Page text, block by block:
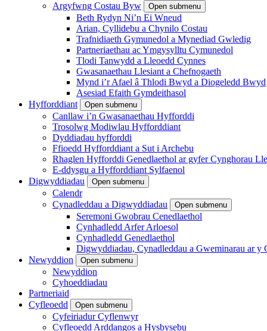
Argyfwng Costau Byw
Open submenu
Beth Rydyn Ni’n Ei Wneud
Arian, Cyllidebu a Chynilo Costau
Trafnidiaeth Gymunedol a Mynediad Gwledig
Partneriaethau ac Ymgysylltu Cymunedol
Tlodi Tanwydd a Lleoedd Cynnes
Gwasanaethau Llesiant a Chefnogaeth
Mynd i’r Afael â Thlodi Bwyd a Diogeledd Bwyd
Asesiad Efaith Gymdeithasol
Hyfforddiant
Open submenu
Canllaw i’n Gwasanaethau Hyfforddi
Trosolwg Modiwlau Hyfforddiant
Dyddiadau hyfforddi
Ffioedd Hyfforddiant a Sut i Archebu
Rhaglen Hyfforddi Genedlaethol ar gyfer Cynghorau
E-ddysgu a Hyfforddiant Sylfaenol
Digwyddiadau
Open submenu
Calendr
Cynadleddau a Digwyddiadau
Open submenu
Seremoni Gwobrau Cenedlaethol
Cynhadledd Arfer Arloesol
Cynhadledd Genedlaethol
Digwyddiadau, Cynadleddau a Gweminarau ar y
Newyddion
Open submenu
Newyddion
Cyhoeddiadau
Partneriaid
Cyfleoedd
Open submenu
Cyfeiriadur Cyflenwyr
Cyfleoedd Arddangos a Hysbysebu